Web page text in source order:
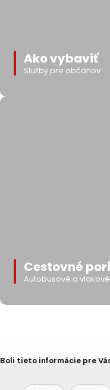
Ako vybaviť
Služby pre občanov
Cestovné
Autobusové a
Boli tieto informácie pre